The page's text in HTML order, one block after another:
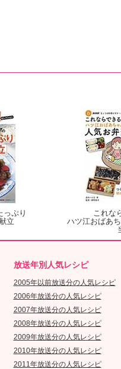
っぷり
立
これな
ハツ江おばあ
放送年別人気レシピ
2005年以前放送分の人気レシピ
2006年放送分の人気レシピ
2007年放送分の人気レシピ
2008年放送分の人気レシピ
2009年放送分の人気レシピ
2010年放送分の人気レシピ
2011年放送分の人気レシピ